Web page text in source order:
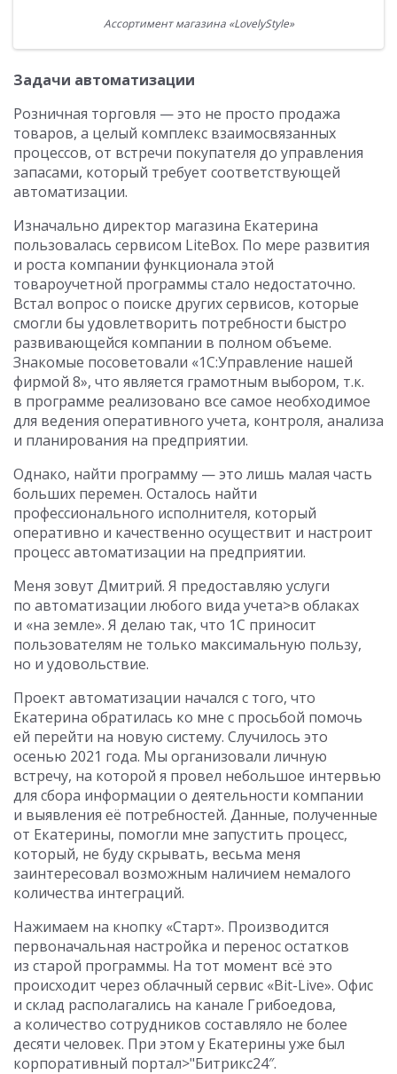
Ассортимент магазина «LovelyStyle»
Задачи автоматизации
Розничная торговля — это не просто продажа
товаров, а целый комплекс взаимосвязанных
процессов, от встречи покупателя до управления
запасами, который требует соответствующей
автоматизации.
Изначально директор магазина Екатерина
пользовалась сервисом LiteBox. По мере развития
и роста компании функционала этой
товароучетной программы стало недостаточно.
Встал вопрос о поиске других сервисов, которые
смогли бы удовлетворить потребности быстро
развивающейся компании в полном объеме.
Знакомые посоветовали «1С:Управление нашей
фирмой 8», что является грамотным выбором, т.к.
в программе реализовано все самое необходимое
для ведения оперативного учета, контроля, анализа
и планирования на предприятии.
Однако, найти программу — это лишь малая часть
больших перемен. Осталось найти
профессионального исполнителя, который
оперативно и качественно осуществит и настроит
процесс автоматизации на предприятии.
Меня зовут Дмитрий. Я предоставляю услуги
по автоматизации любого вида учета>в облаках
и «на земле». Я делаю так, что 1С приносит
пользователям не только максимальную пользу,
но и удовольствие.
Проект автоматизации начался с того, что
Екатерина обратилась ко мне с просьбой помочь
ей перейти на новую систему. Случилось это
осенью 2021 года. Мы организовали личную
встречу, на которой я провел небольшое интервью
для сбора информации о деятельности компании
и выявления её потребностей. Данные, полученные
от Екатерины, помогли мне запустить процесс,
который, не буду скрывать, весьма меня
заинтересовал возможным наличием немалого
количества интеграций.
Нажимаем на кнопку «Старт». Производится
первоначальная настройка и перенос остатков
из старой программы. На тот момент всё это
происходит через облачный сервис «Bit-Live». Офис
и склад располагались на канале Грибоедова,
а количество сотрудников составляло не более
десяти человек. При этом у Екатерины уже был
корпоративный портал>"Битрикс24″.